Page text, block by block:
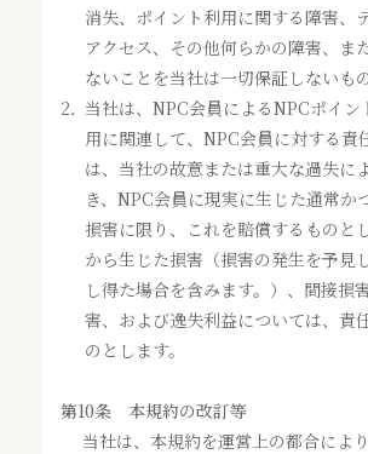
消失、ポイント利用に関する障害、
アクセス、その他何らかの障害、ま
ないことを当社は一切保証しないも
2．当社は、NPC会員によるNPCポイン
用に関連して、NPC会員に対する責
は、当社の故意または重大な過失に
き、NPC会員に現実に生じた通常か
損害に限り、これを賠償するものと
から生じた損害（損害の発生を予見
し得た場合を含みます。）、間接損
害、および逸失利益については、責
のとします。
第10条 本規約の改訂等
当社は、本規約を運営上の都合によ